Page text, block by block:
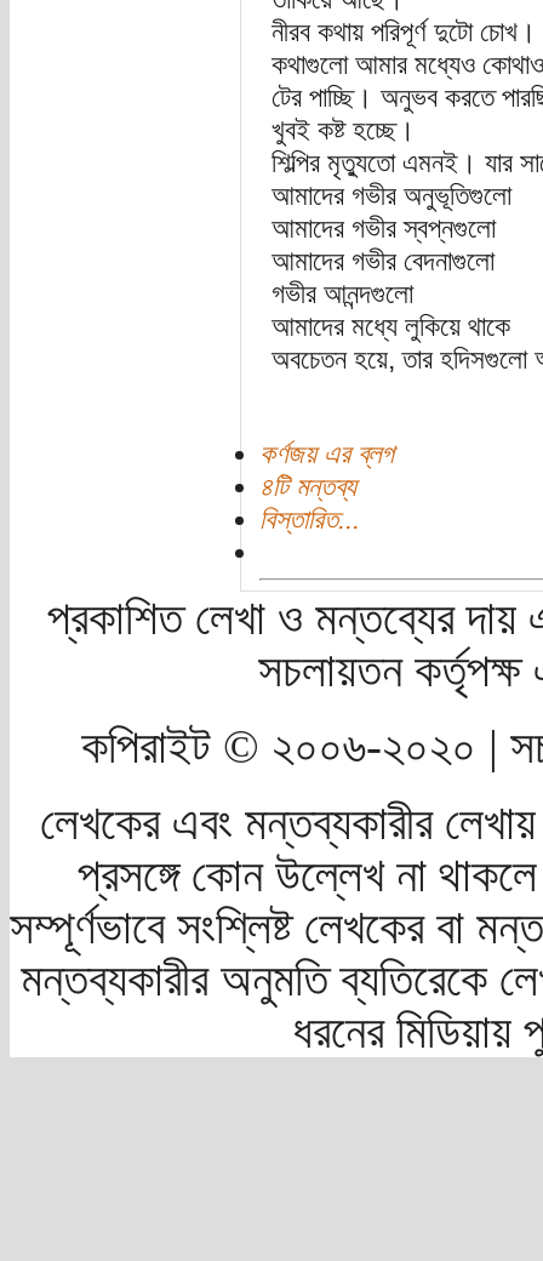
নীরব কথায় পরিপূর্ণ দুটো চোখ।
কথাগুলো আমার মধ্যেও
টের পাচ্ছি। অনুভব করতে
খুবই কষ্ট হচ্ছে।
শিল্পির মৃত্যুতো এমনই। যার
আমাদের গভীর অনুভূতিগুলো
আমাদের গভীর স্বপ্নগুলো
আমাদের গভীর বেদনাগুলো
গভীর আনন্দগুলো
আমাদের মধ্যে লুকিয়ে থাকে
অবচেতন হয়ে, তার হদিসগুলো
কর্ণজয় এর ব্লগ
৪টি মন্তব্য
বিস্তারিত...
প্রকাশিত লেখা ও মন্তব্যের দায়
সচলায়তন
কপিরাইট © ২০০৬-২০২০ |
লেখকের এবং মন্তব্যকারীর
প্রসঙ্গে কোন উল্লেখ না
সম্পূর্ণভাবে সংশ্লিষ্ট লেখকের বা
মন্তব্যকারীর অনুমতি ব্যতিরেকে
ধরনের মিডিয়ায়